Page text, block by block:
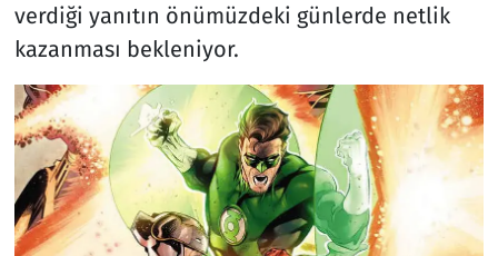
verdiği yanıtın önümüzdeki günlerde netlik
kazanması bekleniyor.